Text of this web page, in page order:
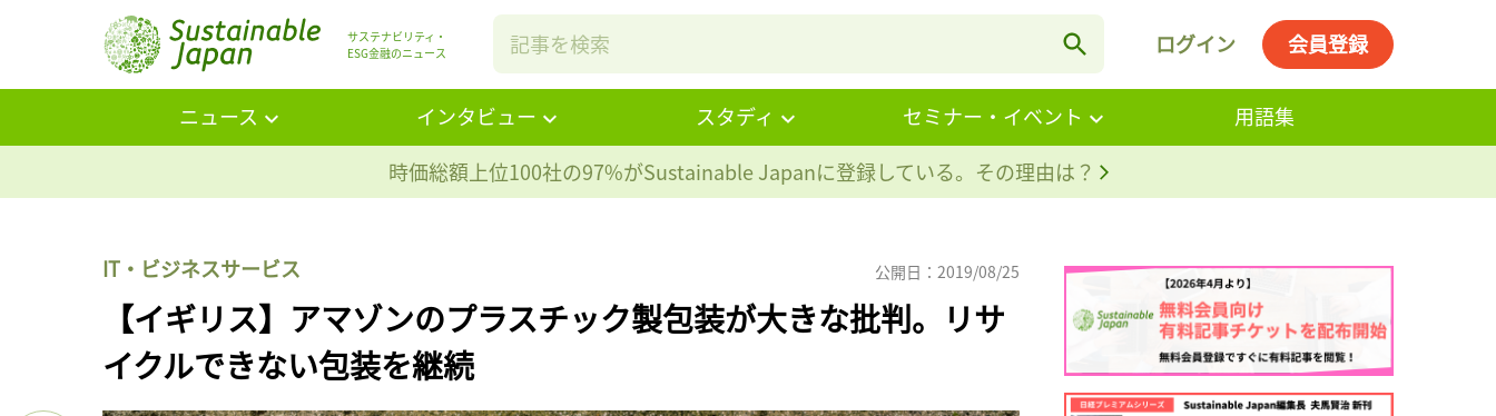
サステナビリティ・
ESG金融のニュース
ログイン 会員登録
ニュース インタビュー スタディ セミナー・イベント
用語集
時価総額上位100社の97%がSustainable Japanに登録している。その理由は？
IT・ビジネスサービス 公開日：2019/08/25
【イギリス】アマゾンのプラスチック製包装が大きな批判。リサ
イクルできない包装を継続